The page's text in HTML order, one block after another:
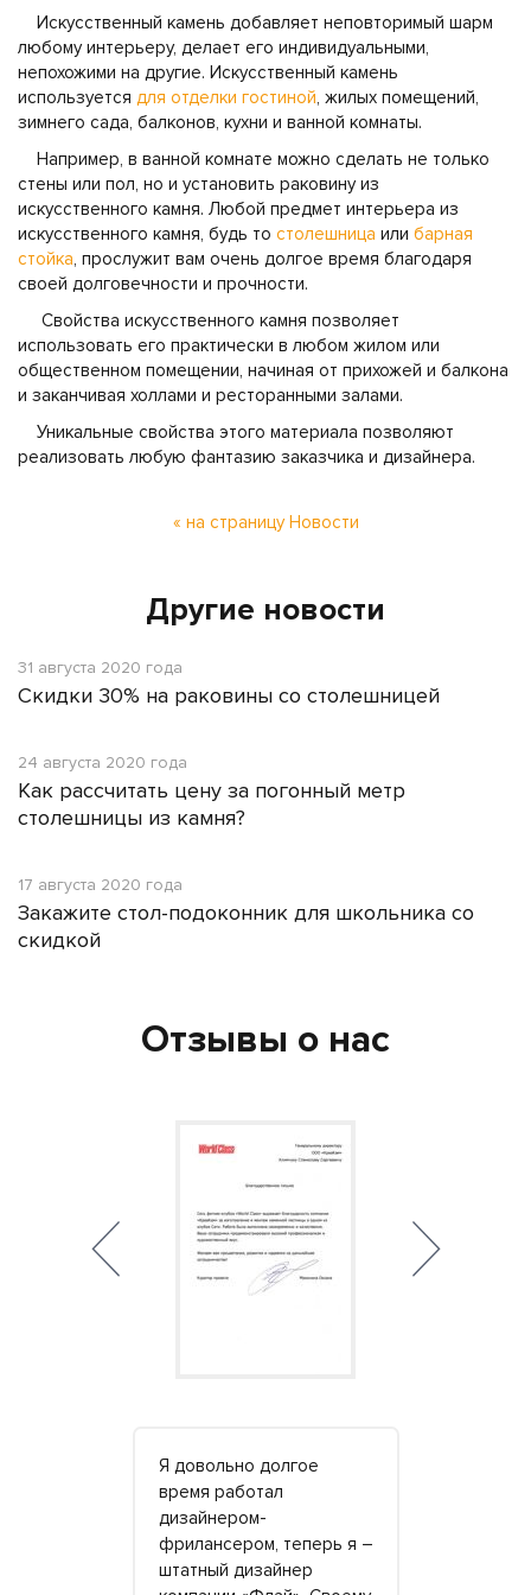
Искусственный камень добавляет неповторимый шарм
любому интерьеру, делает его индивидуальными,
непохожими на другие. Искусственный камень
используется для отделки гостиной, жилых помещений,
зимнего сада, балконов, кухни и ванной комнаты.
Например, в ванной комнате можно сделать не только
стены или пол, но и установить раковину из
искусственного камня. Любой предмет интерьера из
искусственного камня, будь то столешница или барная
стойка, прослужит вам очень долгое время благодаря
своей долговечности и прочности.
Свойства искусственного камня позволяет
использовать его практически в любом жилом или
общественном помещении, начиная от прихожей и балкона
и заканчивая холлами и ресторанными залами.
Уникальные свойства этого материала позволяют
реализовать любую фантазию заказчика и дизайнера.
« на страницу Новости
Другие новости
31 августа 2020 года
Скидки 30% на раковины со столешницей
24 августа 2020 года
Как рассчитать цену за погонный метр
столешницы из камня?
17 августа 2020 года
Закажите стол-подоконник для школьника со
скидкой
Отзывы о нас
Я довольно долгое
время работал
дизайнером-
фрилансером, теперь я –
штатный дизайнер